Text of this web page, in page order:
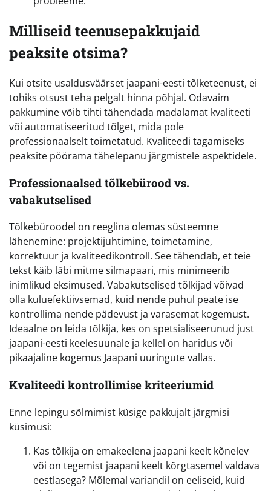
Milliseid teenusepakkujaid
peaksite otsima?
Kui otsite usaldusväärset jaapani-eesti tõlketeenust, ei
tohiks otsust teha pelgalt hinna põhjal. Odavaim
pakkumine võib tihti tähendada madalamat kvaliteeti
või automatiseeritud tõlget, mida pole
professionaalselt toimetatud. Kvaliteedi tagamiseks
peaksite pöörama tähelepanu järgmistele aspektidele.
Professionaalsed tõlkebürood vs.
vabakutselised
Tõlkebüroodel on reeglina olemas süsteemne
lähenemine: projektijuhtimine, toimetamine,
korrektuur ja kvaliteedikontroll. See tähendab, et teie
tekst käib läbi mitme silmapaari, mis minimeerib
inimlikud eksimused. Vabakutselised tõlkijad võivad
olla kuluefektiivsemad, kuid nende puhul peate ise
kontrollima nende pädevust ja varasemat kogemust.
Ideaalne on leida tõlkija, kes on spetsialiseerunud just
jaapani-eesti keelesuunale ja kellel on haridus või
pikaajaline kogemus Jaapani uuringute vallas.
Kvaliteedi kontrollimise kriteeriumid
Enne lepingu sõlmimist küsige pakkujalt järgmisi
küsimusi:
Kas tõlkija on emakeelena jaapani keelt kõnelev
või on tegemist jaapani keelt kõrgtasemel valdava
eestlasega? Mõlemal variandil on eeliseid, kuid